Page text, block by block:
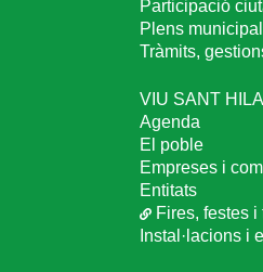
Participació
Plens
Tràmits,
VIU SANT
Agenda
El poble
Empreses i
Entitats
Fires, festes
Instal·lacions i